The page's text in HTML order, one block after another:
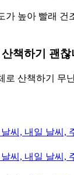
가 높아 빨래 건
책하기 괜찮
로 산책하기 무
씨, 내일 날씨,
씨, 내일 날씨,